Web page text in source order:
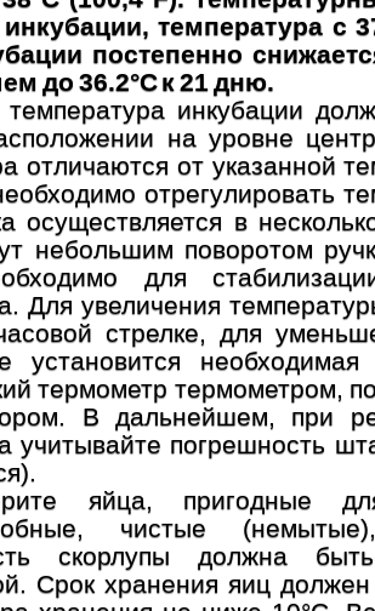
температура с
постепенно
до 36.2°С к 21 дню.
температура инкубации
на уровне
отличаются от указанной
отрегулировать
осуществляется в
небольшим поворотом
для
Для увеличения
стрелке, для
установится
термометр термометром,
B дальнейшем, при
учитывайте погрешность
яйца, пригодные
чистые
скорлупы должна
Срок хранения яиц